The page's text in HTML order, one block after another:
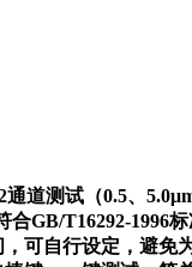
通道测试（0.5、
合GB/T16292-1996
可自行设定，避免